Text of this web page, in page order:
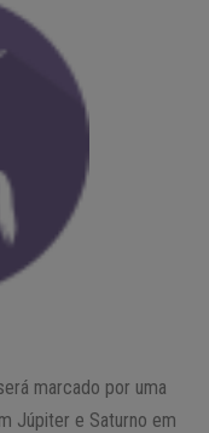
marcado por uma
Júpiter e Saturno em